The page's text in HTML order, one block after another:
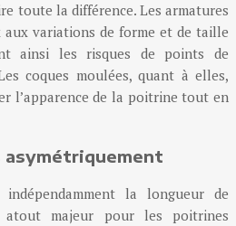
toute la différence. Les armatures
aux variations de forme et de taille
ainsi les risques de points de
coques moulées, quant à elles,
l’apparence de la poitrine tout en
asymétriquement
la longueur de
majeur pour les poitrines